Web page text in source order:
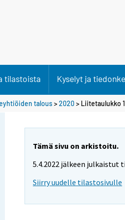
tilastoista Kyselyt ja
talous>2020 > Liitetaulukko
Tämä sivu on arkistoitu.
5.4.2022 jälkeen
Siirry uudelle tilastosivulle